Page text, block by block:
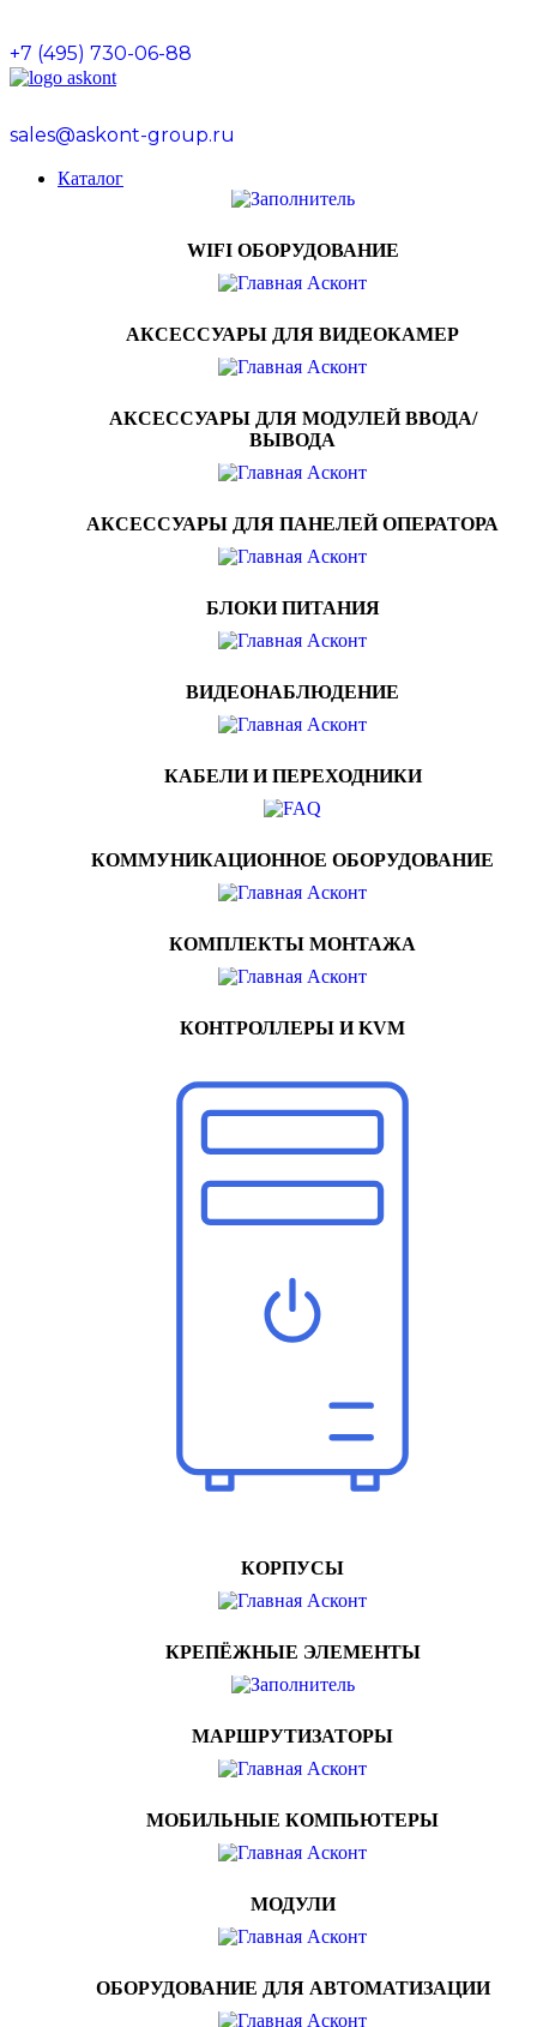
+7 (495) 730-06-88
sales@askont-group.ru
Каталог
WIFI ОБОРУДОВАНИЕ
АКСЕССУАРЫ ДЛЯ ВИДЕОКАМЕР
АКСЕССУАРЫ ДЛЯ МОДУЛЕЙ ВВОДА/
ВЫВОДА
АКСЕССУАРЫ ДЛЯ ПАНЕЛЕЙ ОПЕРАТОРА
БЛОКИ ПИТАНИЯ
ВИДЕОНАБЛЮДЕНИЕ
КАБЕЛИ И ПЕРЕХОДНИКИ
КОММУНИКАЦИОННОЕ ОБОРУДОВАНИЕ
КОМПЛЕКТЫ МОНТАЖА
КОНТРОЛЛЕРЫ И KVM
КОРПУСЫ
КРЕПЁЖНЫЕ ЭЛЕМЕНТЫ
МАРШРУТИЗАТОРЫ
МОБИЛЬНЫЕ КОМПЬЮТЕРЫ
МОДУЛИ
ОБОРУДОВАНИЕ ДЛЯ АВТОМАТИЗАЦИИ